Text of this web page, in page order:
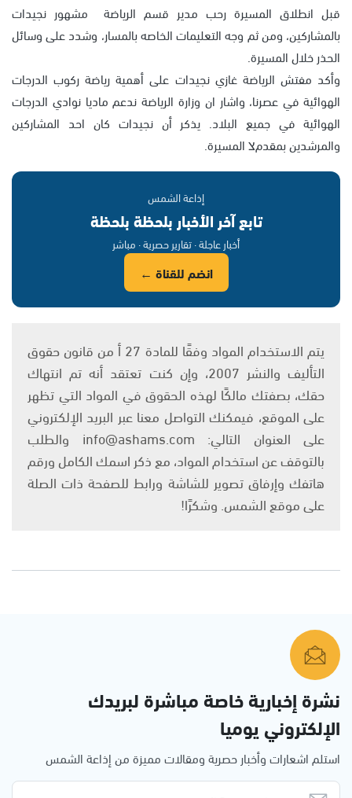
قبل انطلاق المسيرة رحب مدير قسم الرياضة مشهور نجيدات
بالمشاركين، ومن ثم وجه التعليمات الخاصه بالمسار، وشدد على وسائل
الحذر خلال المسيرة.
وأكد مفتش الرياضة غازي نجيدات على أهمية رياضة ركوب الدرجات
الهوائية في عصرنا، واشار ان وزارة الرياضة ندعم ماديا نوادي الدرجات
الهوائية في جميع البلاد. يذكر أن نجيدات كان احد المشاركين
والمرشدين بمقدمצ المسيرة.
إذاعة الشمس
تابع آخر الأخبار بلحظة بلحظة
أخبار عاجلة · تقارير حصرية · مباشر
انضم للقناة ←
يتم الاستخدام المواد وفقًا للمادة 27 أ من قانون حقوق
التأليف والنشر 2007، وإن كنت تعتقد أنه تم انتهاك
حقك، بصفتك مالكًا لهذه الحقوق في المواد التي تظهر
على الموقع، فيمكنك التواصل معنا عبر البريد الإلكتروني
على العنوان التالي: info@ashams.com والطلب
بالتوقف عن استخدام المواد، مع ذكر اسمك الكامل ورقم
هاتفك وإرفاق تصوير للشاشة ورابط للصفحة ذات الصلة
على موقع الشمس. وشكرًا!
نشرة إخبارية خاصة مباشرة لبريدك
الإلكتروني يوميا
استلم اشعارات وأخبار حصرية ومقالات مميزة من إذاعة الشمس